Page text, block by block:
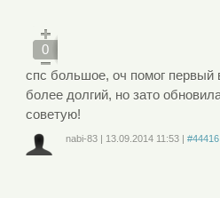
0
спс большое, оч помог первый
более долгий, но зато
советую!
nabi-83 | 13.09.2014 11:53 |#44416